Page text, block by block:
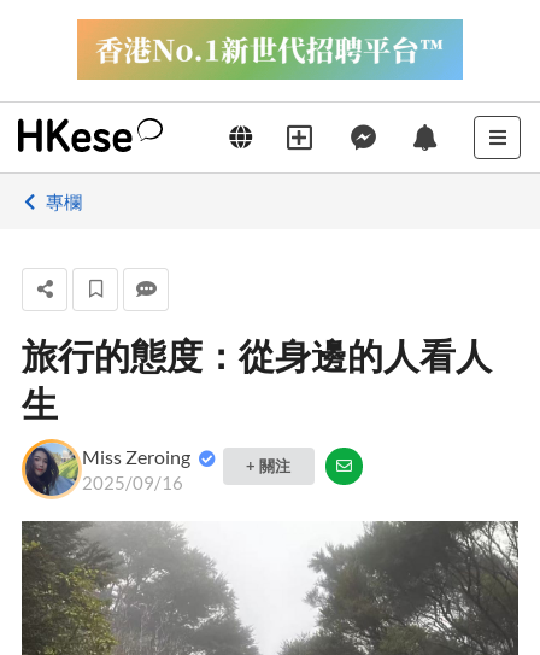
專欄
旅行的態度：從身邊的人看人
生
Miss Zeroing
2025/09/16
+ 關注